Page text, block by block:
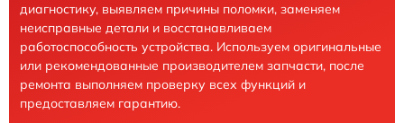
диагностику, выявляем причины поломки, заменяем
неисправные детали и восстанавливаем
работоспособность устройства. Используем оригинальные
или рекомендованные производителем запчасти, после
ремонта выполняем проверку всех функций и
предоставляем гарантию.